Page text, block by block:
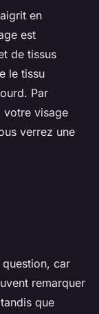
en
est
de tissus
le tissu
Par
votre visage
verrez une
car
remarquer
que